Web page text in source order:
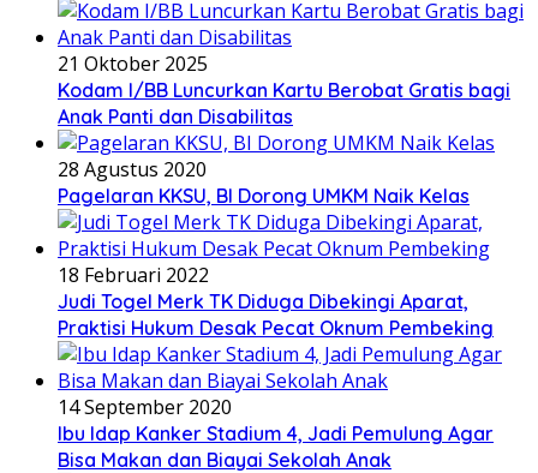
21 Oktober 2025
Kodam I/BB Luncurkan Kartu Berobat Gratis bagi
Anak Panti dan Disabilitas
28 Agustus 2020
Pagelaran KKSU, BI Dorong UMKM Naik Kelas
18 Februari 2022
Judi Togel Merk TK Diduga Dibekingi Aparat,
Praktisi Hukum Desak Pecat Oknum Pembeking
14 September 2020
Ibu Idap Kanker Stadium 4, Jadi Pemulung Agar
Bisa Makan dan Biayai Sekolah Anak